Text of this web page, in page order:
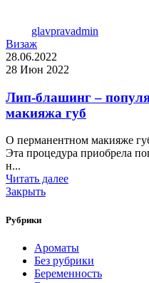
glavpravadmin
Визаж
28.06.2022
28 Июн 2022
Лип-блашинг –
макияжа губ
О перманентном макияже
Эта процедура приобрела
н...
Читать далее
Закрыть
Рубрики
Ароматы
Без рубрики
Беременность